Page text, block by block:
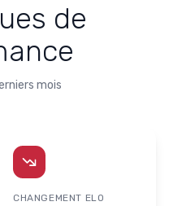
de
mois
CHANGEMENT ELO